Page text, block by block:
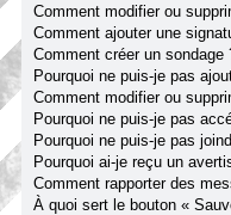
Comment modifier ou
Comment ajouter une
Comment créer un sondage
Pourquoi ne puis-je pas
Comment modifier ou
Pourquoi ne puis-je pas
Pourquoi ne puis-je pas
Pourquoi ai-je reçu un
Comment rapporter des
À quoi sert le bouton «